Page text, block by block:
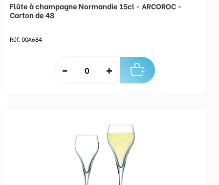
Flûte à champagne Normandie 15cl - ARCOROC -
Carton de 48
Réf. 00A684